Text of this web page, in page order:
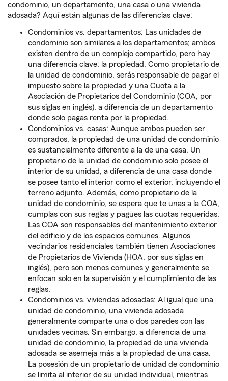
condominio, un departamento, una casa o una vivienda
adosada? Aquí están algunas de las diferencias clave:
Condominios vs. departamentos: Las unidades de
condominio son similares a los departamentos; ambos
existen dentro de un complejo compartido, pero hay
una diferencia clave: la propiedad. Como propietario de
la unidad de condominio, serás responsable de pagar el
impuesto sobre la propiedad y una Cuota a la
Asociación de Propietarios del Condominio (COA, por
sus siglas en inglés), a diferencia de un departamento
donde solo pagas renta por la propiedad.
Condominios vs. casas: Aunque ambos pueden ser
comprados, la propiedad de una unidad de condominio
es sustancialmente diferente a la de una casa. Un
propietario de la unidad de condominio solo posee el
interior de su unidad, a diferencia de una casa donde
se posee tanto el interior como el exterior, incluyendo el
terreno adjunto. Además, como propietario de la
unidad de condominio, se espera que te unas a la COA,
cumplas con sus reglas y pagues las cuotas requeridas.
Las COA son responsables del mantenimiento exterior
del edificio y de los espacios comunes. Algunos
vecindarios residenciales también tienen Asociaciones
de Propietarios de Vivienda (HOA, por sus siglas en
inglés), pero son menos comunes y generalmente se
enfocan solo en la supervisión y el cumplimiento de las
reglas.
Condominios vs. viviendas adosadas: Al igual que una
unidad de condominio, una vivienda adosada
generalmente comparte una o dos paredes con las
unidades vecinas. Sin embargo, a diferencia de una
unidad de condominio, la propiedad de una vivienda
adosada se asemeja más a la propiedad de una casa.
La posesión de un propietario de unidad de condominio
se limita al interior de su unidad individual, mientras